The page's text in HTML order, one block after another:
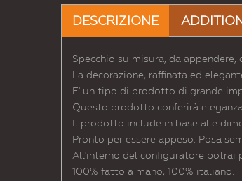
DESCRIZIONE
Specchio su misura, da
La decorazione, raffinata ed
E' un tipo di prodotto di grande
Questo prodotto conferirà
Il prodotto include in base alle
Pronto per essere appeso. Posa
All'interno del configuratore potrai
100% fatto a mano, 100% italiano.